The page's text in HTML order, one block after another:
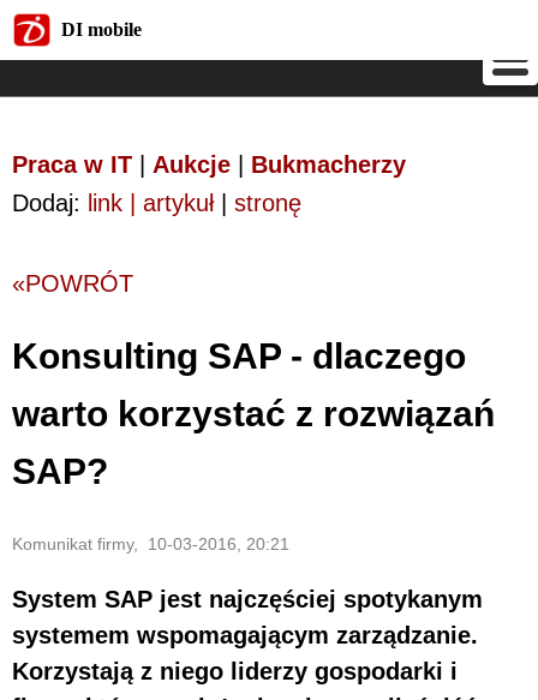
DI mobile
Praca w IT Aukcje
Bukmacherzy
Dodaj: link | artykuł| stronę
«POWRÓT
Konsulting SAP - dlaczego
warto korzystać z rozwiązań
SAP?
Komunikat firmy, 10-03-2016, 20:21
System SAP jest najczęściej spotykanym
systemem wspomagającym zarządzanie.
Korzystają z niego liderzy gospodarki i
DI mobile